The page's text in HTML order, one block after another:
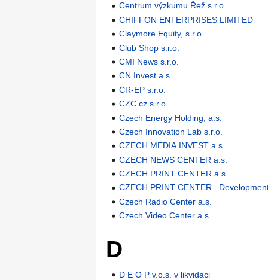
Centrum výzkumu Řež s.r.o.
CHIFFON ENTERPRISES LIMITED
Claymore Equity, s.r.o.
Club Shop s.r.o.
CMI News s.r.o.
CN Invest a.s.
CR-EP s.r.o.
CZC.cz s.r.o.
Czech Energy Holding, a.s.
Czech Innovation Lab s.r.o.
CZECH MEDIA INVEST a.s.
CZECH NEWS CENTER a.s.
CZECH PRINT CENTER a.s.
CZECH PRINT CENTER
Czech Radio Center a.s.
Czech Video Center a.s.
D
D E O P v.o.s. v likvidaci